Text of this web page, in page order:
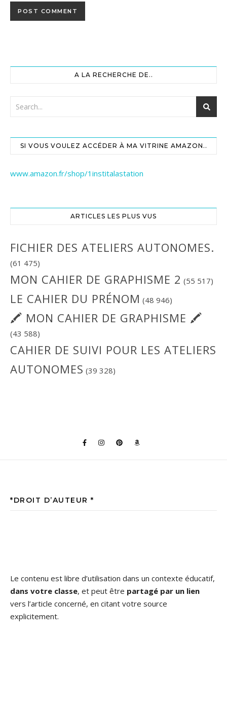
A LA RECHERCHE DE..
SI VOUS VOULEZ ACCÉDER À MA VITRINE AMAZON..
www.amazon.fr/shop/1institalastation
ARTICLES LES PLUS VUS
FICHIER DES ATELIERS AUTONOMES.
(61 475)
MON CAHIER DE GRAPHISME 2 (55 517)
LE CAHIER DU PRÉNOM (48 946)
🖍 MON CAHIER DE GRAPHISME 🖍
(43 588)
CAHIER DE SUIVI POUR LES ATELIERS
AUTONOMES (39 328)
*DROIT D’AUTEUR *
Le contenu est libre d’utilisation dans un contexte éducatif,
dans votre classe, et peut être partagé par un lien
vers l’article concerné, en citant votre source
explicitement.